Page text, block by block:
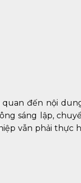
đến nội
sáng lập,
vẫn phải